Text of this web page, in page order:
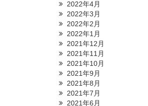
2022年4月
2022年3月
2022年2月
2022年1月
2021年12月
2021年11月
2021年10月
2021年9月
2021年8月
2021年7月
2021年6月